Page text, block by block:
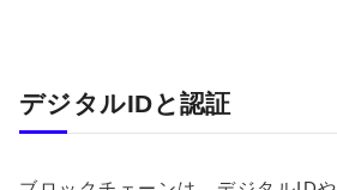
デジタルIDと認証